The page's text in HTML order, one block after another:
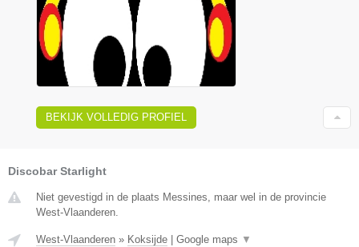
BEKIJK VOLLEDIG PROFIEL
Discobar Starlight
Niet gevestigd in de plaats Messines, maar wel in de provincie
West-Vlaanderen.
West-Vlaanderen » Koksijde Google maps ▼